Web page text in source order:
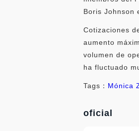
Boris Johnson
Cotizaciones
aumento
volumen de
ha fluctuado
Tags： Mónica
oficial